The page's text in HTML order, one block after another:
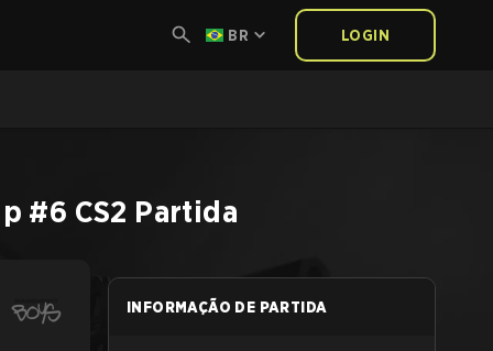
BR LOGIN
#6 CS2 Partida
INFORMAÇÃO DE PARTIDA